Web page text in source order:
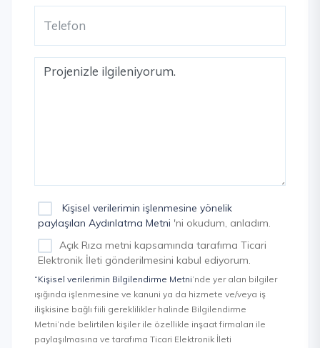
Kişisel verilerimin işlenmesine yönelik
paylaşılan Aydınlatma Metni 'ni okudum, anladım.
Açık Rıza metni kapsamında tarafıma Ticari
Elektronik İleti gönderilmesini kabul ediyorum.
“Kişisel verilerimin Bilgilendirme Metni’nde yer alan bilgiler
ışığında işlenmesine ve kanuni ya da hizmete ve/veya iş
ilişkisine bağlı fiili gereklilikler halinde Bilgilendirme
Metni’nde belirtilen kişiler ile özellikle inşaat firmaları ile
paylaşılmasına ve tarafıma Ticari Elektronik İleti